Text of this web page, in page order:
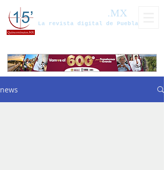
.MX
La revista digital de Puebla
news